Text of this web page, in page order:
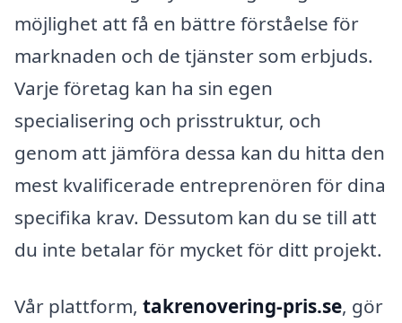
möjlighet att få en bättre förståelse för
marknaden och de tjänster som erbjuds.
Varje företag kan ha sin egen
specialisering och prisstruktur, och
genom att jämföra dessa kan du hitta den
mest kvalificerade entreprenören för dina
specifika krav. Dessutom kan du se till att
du inte betalar för mycket för ditt projekt.
Vår plattform, takrenovering-pris.se, gör